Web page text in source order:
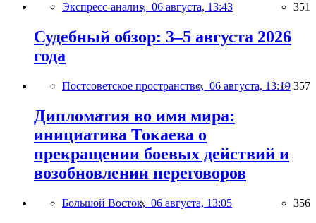
Экспресс-анализ, 06 августа, 13:43 351
Судебный обзор: 3–5 августа 2026
года
Постсоветское пространство, 06 августа, 13:19 357
Дипломатия во имя мира:
инициатива Токаева о
прекращении боевых действий и
возобновлении переговоров
Большой Восток, 06 августа, 13:05 356